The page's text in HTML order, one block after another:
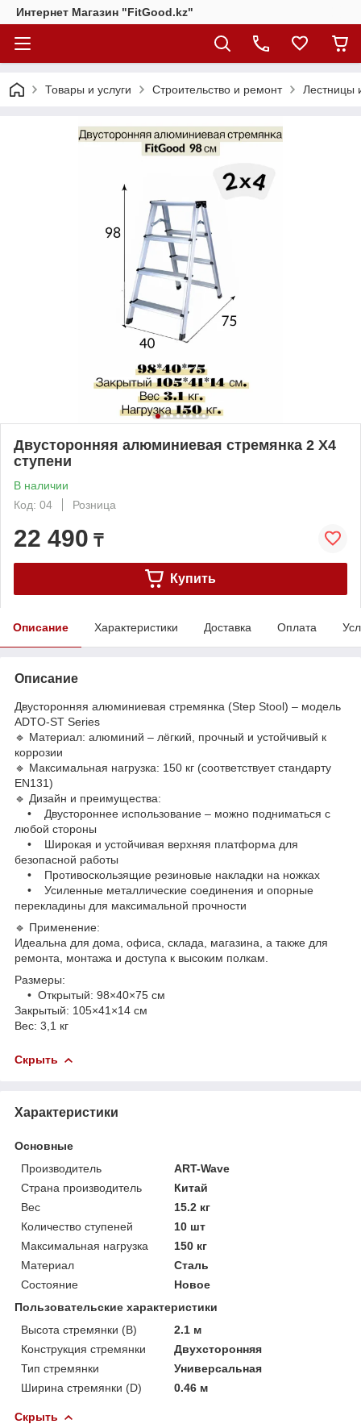
Интернет Магазин "FitGood.kz"
Товары и услуги Строительство и ремонт Лестницы
Двусторонняя алюминиевая стремянка 2 X4
ступени
В наличии
Код: 04
Розница
22 490 ₸
Купить
Описание Характеристики Доставка Оплата
Описание
Двусторонняя алюминиевая стремянка (Step Stool) – модель
ADTO-ST Series
🔹 Материал: алюминий – лёгкий, прочный и устойчивый к
коррозии
🔹 Максимальная нагрузка: 150 кг (соответствует стандарту
EN131)
🔹 Дизайн и преимущества:
• Двустороннее использование – можно подниматься с
любой стороны
• Широкая и устойчивая верхняя платформа для
безопасной работы
• Противоскользящие резиновые накладки на ножках
• Усиленные металлические соединения и опорные
перекладины для максимальной прочности
🔹 Применение:
Идеальна для дома, офиса, склада, магазина, а также для
ремонта, монтажа и доступа к высоким полкам.
Размеры:
• Открытый: 98×40×75 см
Закрытый: 105×41×14 см
Вес: 3,1 кг
Скрыть
Характеристики
Основные
Производитель
ART-Wave
Страна производитель
Китай
Вес
15.2 кг
Количество ступеней
10 шт
Максимальная нагрузка
150 кг
Материал
Сталь
Состояние
Новое
Пользовательские характеристики
Высота стремянки (В)
2.1 м
Конструкция стремянки
Двухсторонняя
Тип стремянки
Универсальная
Ширина стремянки (D)
0.46 м
Скрыть